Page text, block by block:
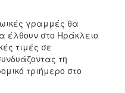
γραμμές θα
έλθουν στο Ηράκλειο
τιμές σε
τη
τριήμερο στο